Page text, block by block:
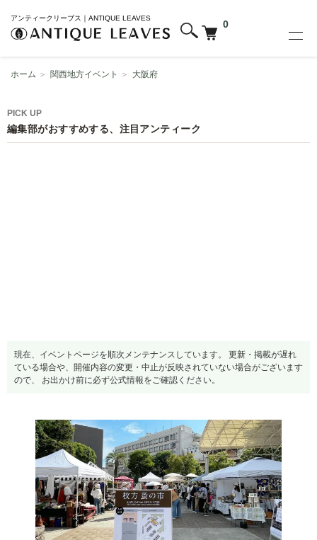
アンティークリーブス｜ANTIQUE LEAVES
0
ホーム ＞ 関西地方イベント ＞ 大阪府
PICK UP
編集部がおすすめする、注目アンティーク
現在、イベントページを順次メンテナンスしています。 更新・掲載が遅れ
ている場合や、開催内容の変更・中止が反映されていない場合がございます
ので、 お出かけ前に必ず公式情報をご確認ください。